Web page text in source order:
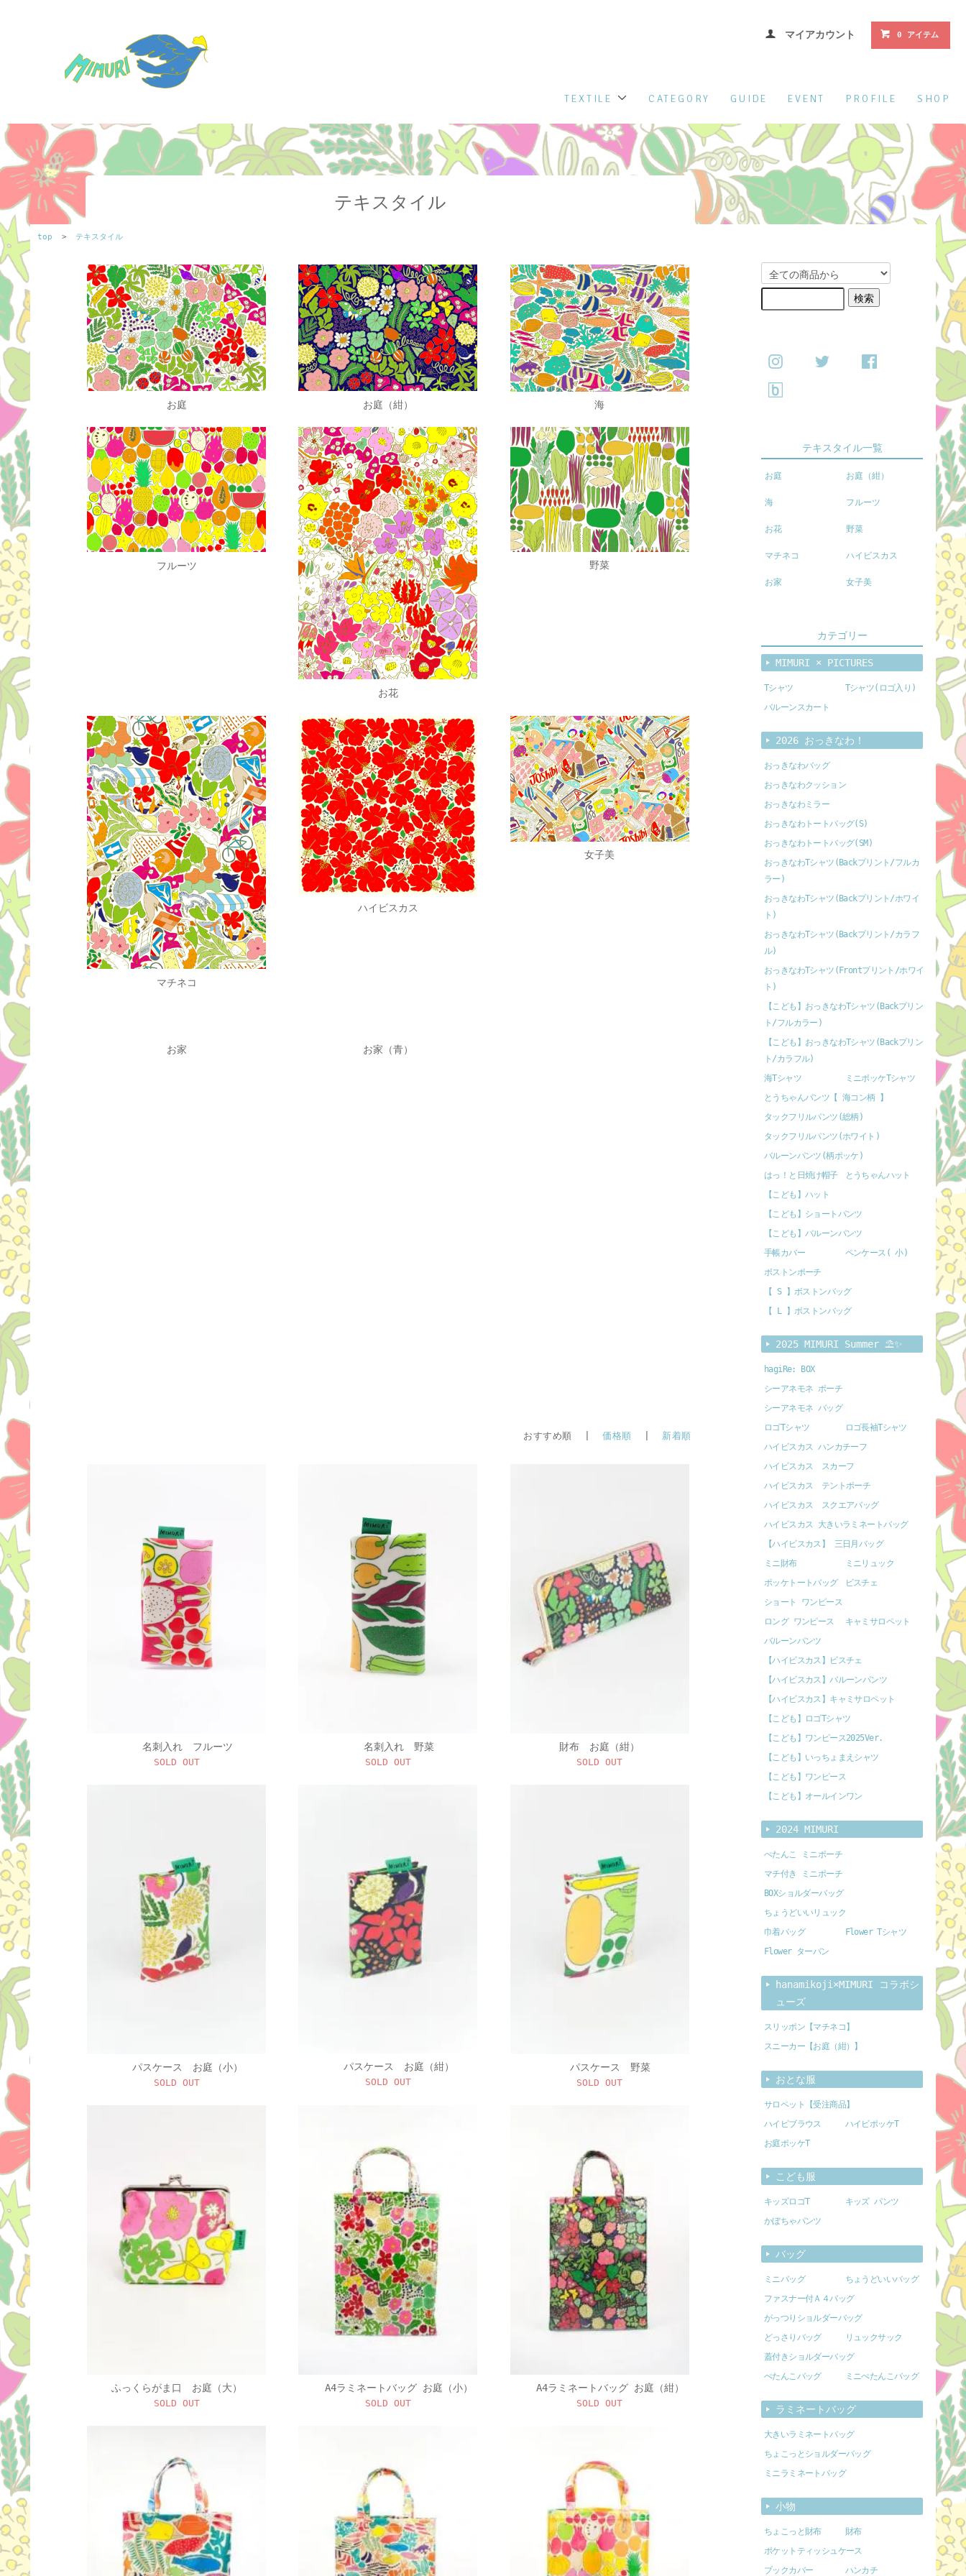
マイアカウント 0 アイテム
SHOP
PROFILE
EVENT
GUIDE
CATEGORY
TEXTILE
テキスタイル
top > テキスタイル
お庭 お庭（紺） 海
フルーツ
お花
野菜
マチネコ
ハイビスカス
女子美
お家 お家（青）
おすすめ順 |価格順 新着順
名刺入れ フルーツ
SOLD OUT
名刺入れ 野菜
SOLD OUT
財布 お庭（紺）
SOLD OUT
パスケース お庭（小）
SOLD OUT
パスケース お庭（紺）
SOLD OUT
パスケース 野菜
SOLD OUT
ふっくらがま口 お庭（大）
SOLD OUT
A4ラミネートバッグ お庭（小）
SOLD OUT
A4ラミネートバッグ お庭（紺）
SOLD OUT
テキスタイル一覧
お庭 お庭（紺）
海 フルーツ
お花 野菜
マチネコ ハイビスカス
お家 女子美
カテゴリー
MIMURI × PICTURES
Tシャツ
Tシャツ(ロゴ入り)
バルーンスカート
2026 おっきなわ！
おっきなわバッグ
おっきなわクッション
おっきなわミラー
おっきなわトートバッグ(S)
おっきなわトートバッグ(SM)
おっきなわTシャツ(Backプリント/フルカ
ラー)
おっきなわTシャツ(Backプリント/ホワイ
ト)
おっきなわTシャツ(Backプリント/カラフ
ル)
おっきなわTシャツ(Frontプリント/ホワイ
ト)
【こども】おっきなわTシャツ(Backプリン
ト/フルカラー)
【こども】おっきなわTシャツ(Backプリン
ト/カラフル)
海Tシャツ
ミニポッケTシャツ
とうちゃんパンツ【 海コン柄 】
タックフリルパンツ(総柄)
タックフリルパンツ(ホワイト)
バルーンパンツ(柄ポッケ)
はっ！と日焼け帽子
とうちゃんハット
【こども】ハット
【こども】ショートパンツ
【こども】バルーンパンツ
手帳カバー
ペンケース( 小)
ボストンポーチ
【 S 】ボストンバッグ
【 L 】ボストンバッグ
2025 MIMURI Summer ⛱️✨
hagiRe: BOX
シーアネモネ ポーチ
シーアネモネ バッグ
ロゴTシャツ
ロゴ長袖Tシャツ
ハイビスカス ハンカチーフ
ハイビスカス スカーフ
ハイビスカス テントポーチ
ハイビスカス スクエアバッグ
ハイビスカス 大きいラミネートバッグ
【ハイビスカス】 三日月バッグ
ミニ財布
ミニリュック
ポッケトートバッグ
ビスチェ
ショート ワンピース
ロング ワンピース
キャミサロペット
バルーンパンツ
【ハイビスカス】ビスチェ
【ハイビスカス】バルーンパンツ
【ハイビスカス】キャミサロペット
【こども】ロゴTシャツ
【こども】ワンピース2025Ver.
【こども】いっちょまえシャツ
【こども】ワンピース
【こども】オールインワン
2024 MIMURI
ぺたんこ ミニポーチ
マチ付き ミニポーチ
BOXショルダーバッグ
ちょうどいいリュック
巾着バッグ
Flower Tシャツ
Flower ターバン
hanamikoji×MIMURI コラボシ
ューズ
スリッポン【マチネコ】
スニーカー【お庭（紺）】
おとな服
サロペット【受注商品】
ハイビブラウス
ハイビポッケT
お庭ポッケT
こども服
キッズロゴT
キッズ パンツ
かぼちゃパンツ
バッグ
ミニバッグ
ちょうどいいバッグ
ファスナー付Ａ４バッグ
がっつりショルダーバッグ
どっさりバッグ
リュックサック
蓋付きショルダーバッグ
ぺたんこバッグ
ミニぺたんこバッグ
ラミネートバッグ
大きいラミネートバッグ
ちょこっとショルダーバッグ
ミニラミネートバッグ
小物
ちょこっと財布
財布
ポケットティッシュケース
ブックカバー
ハンカチ